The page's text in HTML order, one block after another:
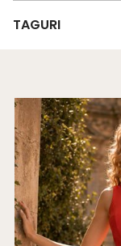
TAGURI